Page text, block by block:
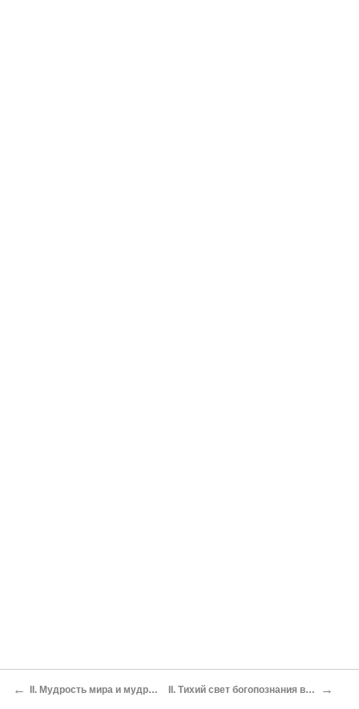
← II. Мудрость мира и мудрость чистого сердца II. Тихий свет богопознания в преподобных сердцах →